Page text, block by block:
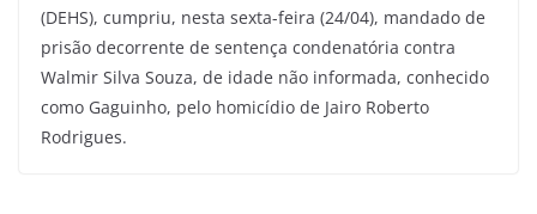
(DEHS), cumpriu, nesta sexta-feira (24/04), mandado de
prisão decorrente de sentença condenatória contra
Walmir Silva Souza, de idade não informada, conhecido
como Gaguinho, pelo homicídio de Jairo Roberto
Rodrigues.